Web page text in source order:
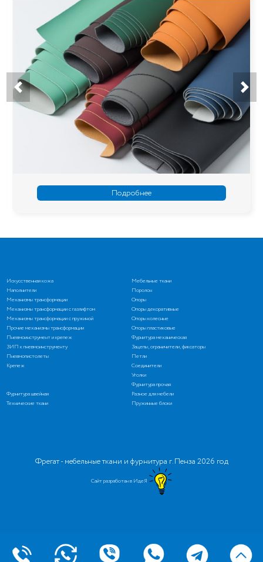
Подробнее
Искусственная кожа
Мебельные ткани
Наполнители
Поролон
Механизмы трансформации
Механизмы трансформации с газлифтом
Механизмы трансформации с пружиной
Прочие механизмы трансформации
Опоры
Опоры декоративные
Опоры колесные
Опоры пластиковые
Пневмоинструмент и крепеж
ЗИП к пневмоинструменту
Пневмопистолеты
Крепеж
Фурнитура механическая
Зацепы, ограничители, фиксаторы
Петли
Соединители
Уголки
Фурнитура прочая
Фурнитура швейная
Разное для мебели
Технические ткани
Пружинные блоки
Фрегат - мебельные ткани и фурнитура г. Пенза 2026 год
Сайт разработан в ИдеЯ